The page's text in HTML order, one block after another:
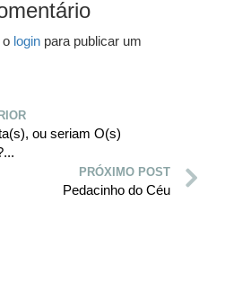
o login para publicar um
ou seriam O(s)
PRÓXIMO POST
Pedacinho do Céu